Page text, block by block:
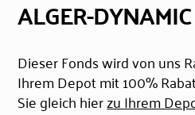
ALGER-
Dieser Fonds wird von uns
Ihrem Depot mit 100%
Sie gleich hierzu Ihrem